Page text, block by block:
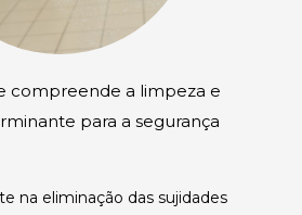
compreende a limpeza e
para a segurança
na eliminação das sujidades